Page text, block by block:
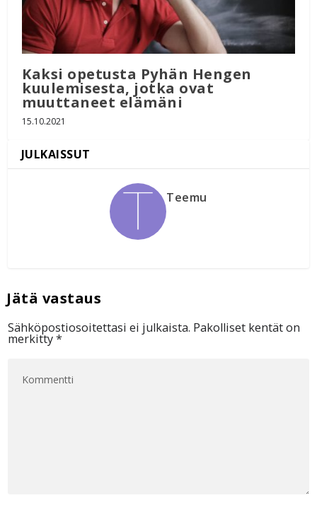
Kaksi opetusta Pyhän Hengen
kuulemisesta, jotka ovat
muuttaneet elämäni
15.10.2021
Teemu
Sähköpostiosoitettasi ei julkaista. Pakolliset kentät on
merkitty*